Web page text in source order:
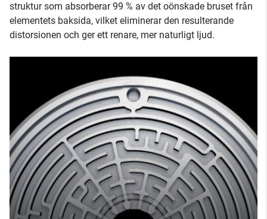
struktur som absorberar 99 % av det oönskade bruset från
elementets baksida, vilket eliminerar den resulterande
distorsionen och ger ett renare, mer naturligt ljud.